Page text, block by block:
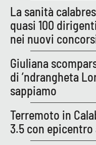
Lamezia Terme
PROGETTI
SPECIALI
Buona Sanità
LA
CALABRIAVISIONE
La sanità
quasi 100
nei nuovi
Giuliana
di ’ndrangheta
sappiamo
Terremoto in
3.5 con